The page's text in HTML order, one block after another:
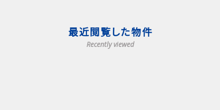
最近閲覧した物件
Recently viewed